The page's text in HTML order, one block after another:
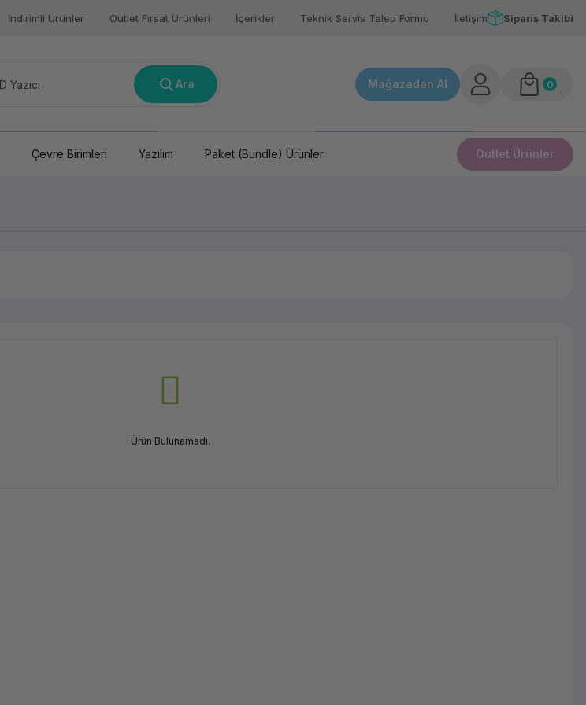
İndirimli Ürünler Outlet Fırsat Ürünleri İçerikler Teknik Servis Talep Formu İletişim Sipariş Takibi
Ara Mağazadan Al 0
Çevre Birimleri Yazılım Paket (Bundle) Ürünler Outlet Ürünler
Ürün Bulunamadı.